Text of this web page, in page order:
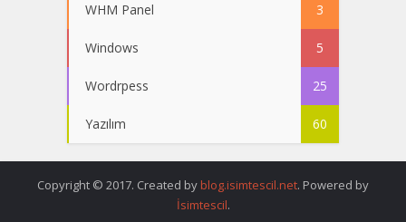
WHM Panel 3
Windows 5
Wordrpess 25
Yazılım 60
Copyright © 2017. Created by blog.isimtescil.net. Powered by
İsimtescil.